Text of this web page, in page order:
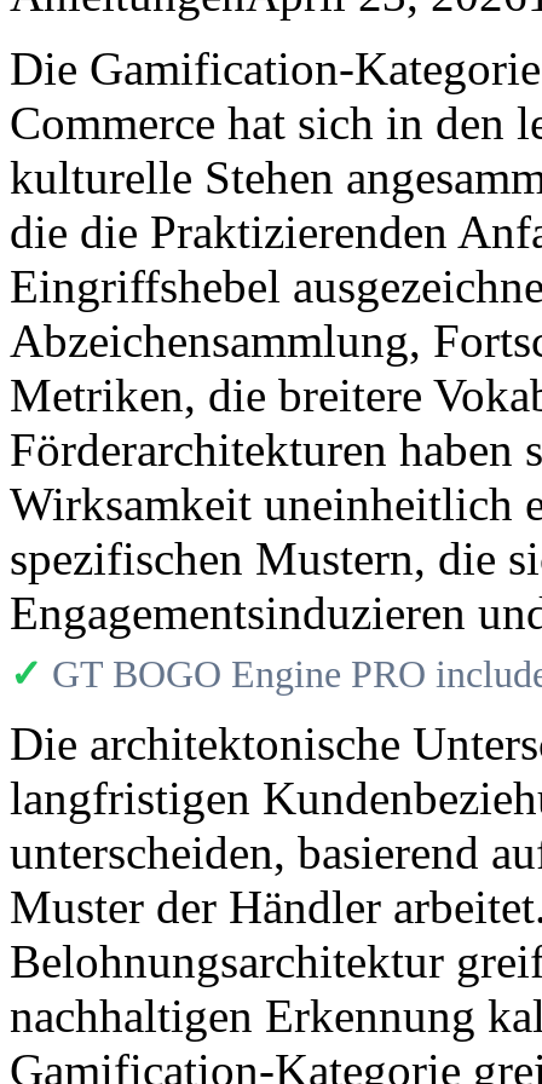
Die Gamification-
Commerce hat sich in den
kulturelle Stehen
die die Praktizierenden
Eingriffshebel
Abzeichensammlung,
Metriken, die breitere
Förderarchitekturen
Wirksamkeit uneinheitlich
spezifischen Mustern, die
Engagementsinduzieren
✓ GT BOGO Engine PRO
Die architektonische
langfristigen
unterscheiden, basierend
Muster der Händler
Belohnungsarchitektur
nachhaltigen Erkennung
Gamification-Kategorie